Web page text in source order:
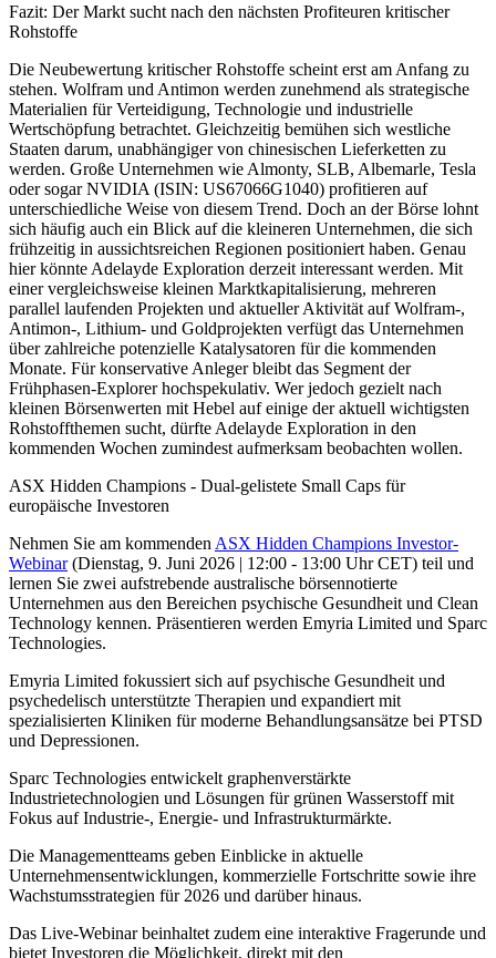
Fazit: Der Markt sucht nach den nächsten Profiteuren kritischer
Rohstoffe
Die Neubewertung kritischer Rohstoffe scheint erst am Anfang zu
stehen. Wolfram und Antimon werden zunehmend als strategische
Materialien für Verteidigung, Technologie und industrielle
Wertschöpfung betrachtet. Gleichzeitig bemühen sich westliche
Staaten darum, unabhängiger von chinesischen Lieferketten zu
werden. Große Unternehmen wie Almonty, SLB, Albemarle, Tesla
oder sogar NVIDIA (ISIN: US67066G1040) profitieren auf
unterschiedliche Weise von diesem Trend. Doch an der Börse lohnt
sich häufig auch ein Blick auf die kleineren Unternehmen, die sich
frühzeitig in aussichtsreichen Regionen positioniert haben. Genau
hier könnte Adelayde Exploration derzeit interessant werden. Mit
einer vergleichsweise kleinen Marktkapitalisierung, mehreren
parallel laufenden Projekten und aktueller Aktivität auf Wolfram-,
Antimon-, Lithium- und Goldprojekten verfügt das Unternehmen
über zahlreiche potenzielle Katalysatoren für die kommenden
Monate. Für konservative Anleger bleibt das Segment der
Frühphasen-Explorer hochspekulativ. Wer jedoch gezielt nach
kleinen Börsenwerten mit Hebel auf einige der aktuell wichtigsten
Rohstoffthemen sucht, dürfte Adelayde Exploration in den
kommenden Wochen zumindest aufmerksam beobachten wollen.
ASX Hidden Champions - Dual-gelistete Small Caps für
europäische Investoren
Nehmen Sie am kommenden ASX Hidden Champions Investor-
Webinar(Dienstag, 9. Juni 2026 | 12:00 - 13:00 Uhr CET) teil und
lernen Sie zwei aufstrebende australische börsennotierte
Unternehmen aus den Bereichen psychische Gesundheit und Clean
Technology kennen. Präsentieren werden Emyria Limited und Sparc
Technologies.
Emyria Limited fokussiert sich auf psychische Gesundheit und
psychedelisch unterstützte Therapien und expandiert mit
spezialisierten Kliniken für moderne Behandlungsansätze bei PTSD
und Depressionen.
Sparc Technologies entwickelt graphenverstärkte
Industrietechnologien und Lösungen für grünen Wasserstoff mit
Fokus auf Industrie-, Energie- und Infrastrukturmärkte.
Die Managementteams geben Einblicke in aktuelle
Unternehmensentwicklungen, kommerzielle Fortschritte sowie ihre
Wachstumsstrategien für 2026 und darüber hinaus.
Das Live-Webinar beinhaltet zudem eine interaktive Fragerunde und
bietet Investoren die Möglichkeit, direkt mit den